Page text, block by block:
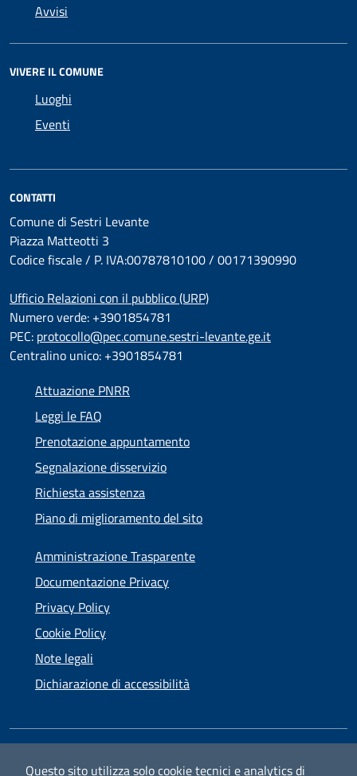
Questo sito utilizza solo cookie tecnici e analytics di
Avvisi
VIVERE IL COMUNE
Luoghi
Eventi
CONTATTI
Comune di Sestri Levante
Piazza Matteotti 3
Codice fiscale / P. IVA:00787810100 / 00171390990
Ufficio Relazioni con il pubblico (URP)
Numero verde: +3901854781
PEC: protocollo@pec.comune.sestri-levante.ge.it
Centralino unico: +3901854781
Attuazione PNRR
Leggi le FAQ
Prenotazione appuntamento
Segnalazione disservizio
Richiesta assistenza
Piano di miglioramento del sito
Amministrazione Trasparente
Documentazione Privacy
Privacy Policy
Cookie Policy
Note legali
Dichiarazione di accessibilità